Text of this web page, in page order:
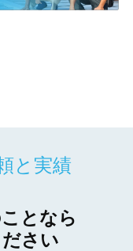
と実績
となら
さい